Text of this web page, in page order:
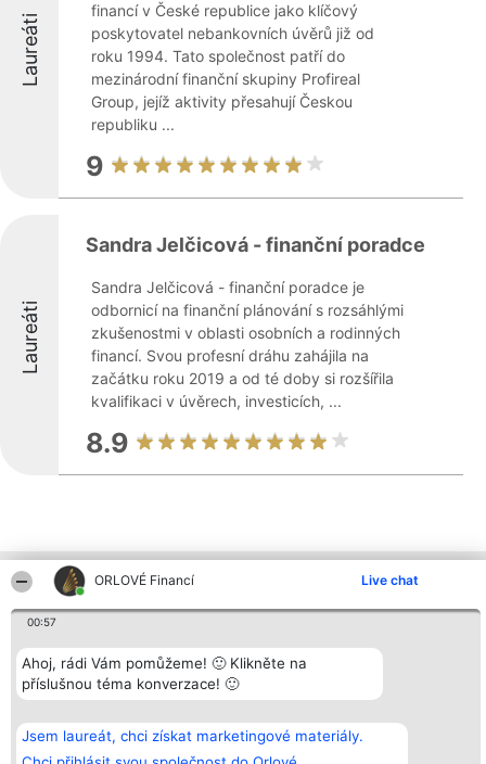
ORLOVÉ Financí Live chat
00:57
Ahoj, rádi Vám pomůžeme! 🙂 Klikněte na
příslušnou téma konverzace! 🙂
Jsem laureát, chci získat marketingové materiály.
Laureáti
financí v České republice jako klíčový
poskytovatel nebankovních úvěrů již od
roku 1994. Tato společnost patří do
mezinárodní finanční skupiny Profireal
Group, jejíž aktivity přesahují Českou
republiku ...
9
Laureáti
Sandra Jelčicová - finanční poradce
Sandra Jelčicová - finanční poradce je
odbornicí na finanční plánování s rozsáhlými
zkušenostmi v oblasti osobních a rodinných
financí. Svou profesní dráhu zahájila na
začátku roku 2019 a od té doby si rozšířila
kvalifikaci v úvěrech, investicích, ...
8.9
Ostatní společnosti z kraje
Organizátor hlasování
Bright Side Solutions sp. z o.
o. sp. k.
Wrocław 50-079
KRS 0000749100 | Regon
381313360 | NIP 8943132676
Plebiscyt
Vítězové
Seznam všech
Zásady
Pravidla
Zásady